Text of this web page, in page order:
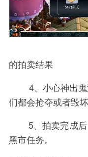
稍候片刻
的拍卖结果
4、小心神出鬼
们都会抢夺或者毁
5、拍卖完成后
黑市任务。